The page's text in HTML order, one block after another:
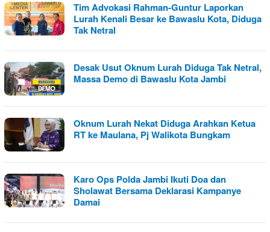
Tim Advokasi Rahman-Guntur Laporkan
Lurah Kenali Besar ke Bawaslu Kota, Diduga
Tak Netral
Desak Usut Oknum Lurah Diduga Tak Netral,
Massa Demo di Bawaslu Kota Jambi
Oknum Lurah Nekat Diduga Arahkan Ketua
RT ke Maulana, Pj Walikota Bungkam
Karo Ops Polda Jambi Ikuti Doa dan
Sholawat Bersama Deklarasi Kampanye
Damai